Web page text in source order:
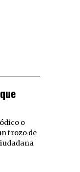
o
trozo de